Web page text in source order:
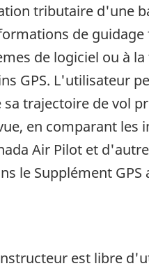
tributaire d'une
de
de logiciel ou à
GPS. L'utilisateur
trajectoire de vol
en comparant les
Air Pilot et
le Supplément GPS
est libre